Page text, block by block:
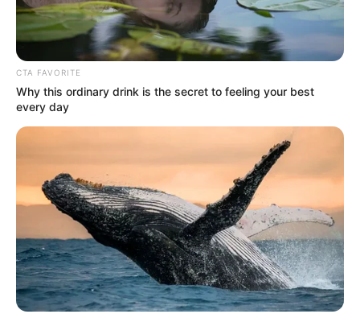
CTA FAVORITE
Why this ordinary drink is the secret to feeling your best
every day